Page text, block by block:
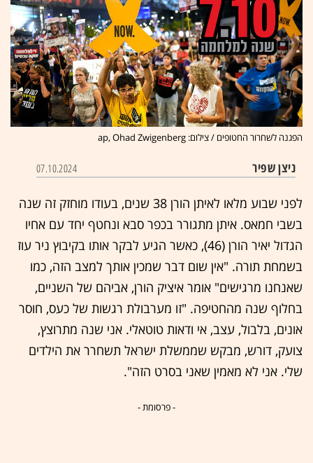
הפגנה לשחרור החטופים / צילום: ap, Ohad Zwigenberg
ניצן שפיר 07.10.2024
לפני שבוע מלאו לאיתן הורן 38 שנים, בעודו מוחזק זה שנה
בשבי חמאס. איתן מתגורר בכפר סבא ונחטף יחד עם אחיו
הגדול יאיר הורן (46), כאשר הגיע לבקר אותו בקיבוץ ניר עוז
בשמחת תורה. "אין שום דבר שמכין אותך למצב הזה, כמו
שאנחנו מרגישים" אומר איציק הורן, אביהם של השניים,
בחלוף שנה מהחטיפה. "זו מערבולת רגשות של כעס, חוסר
אונים, בלבול, עצב, אי ודאות טוטאלי. אני שנה מתרוצץ,
צועק, דורש, מבקש שממשלת ישראל תשחרר את הילדים
שלי. אני לא מאמין שאני בסרט הזה".
- פרסומת -